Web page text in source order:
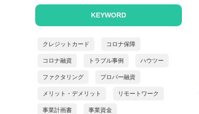
KEYWORD
クレジットカード コロナ保障
コロナ融資 トラブル事例 ハウツー
ファクタリング プロパー融資
メリット・デメリット リモートワーク
事業計画書 事業資金